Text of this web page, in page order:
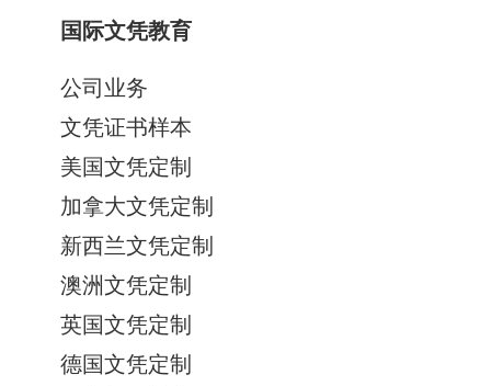
国际文凭教育
公司业务
文凭证书样本
美国文凭定制
加拿大文凭定制
新西兰文凭定制
澳洲文凭定制
英国文凭定制
德国文凭定制